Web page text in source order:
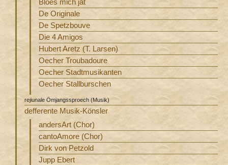
Bloes mich jät
De Originale
De Spetzbouve
Die 4 Amigos
Hubert Aretz (T. Larsen)
Oecher Troubadoure
Oecher Stadtmusikanten
Oecher Stallburschen
rejiunale Ömjangssproech (Musik)
defferente Musik-Könsler
andersArt (Chor)
cantoAmore (Chor)
Dirk von Petzold
Jupp Ebert